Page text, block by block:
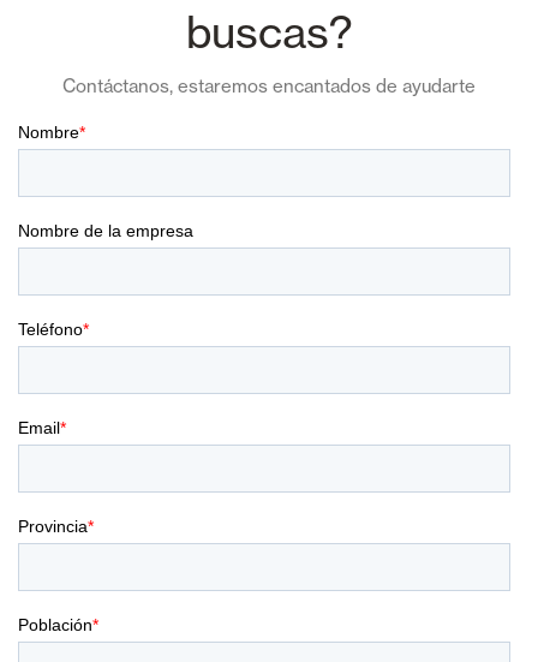
buscas?
Contáctanos, estaremos encantados de ayudarte